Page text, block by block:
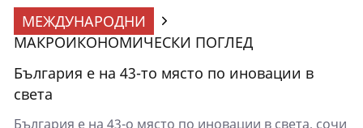
МЕЖДУНАРОДНИ
МАКРОИКОНОМИЧЕСКИ ПОГЛЕД
България е на 43-то място по иновации в
света
България е на 43-о място по иновации в света, сочи